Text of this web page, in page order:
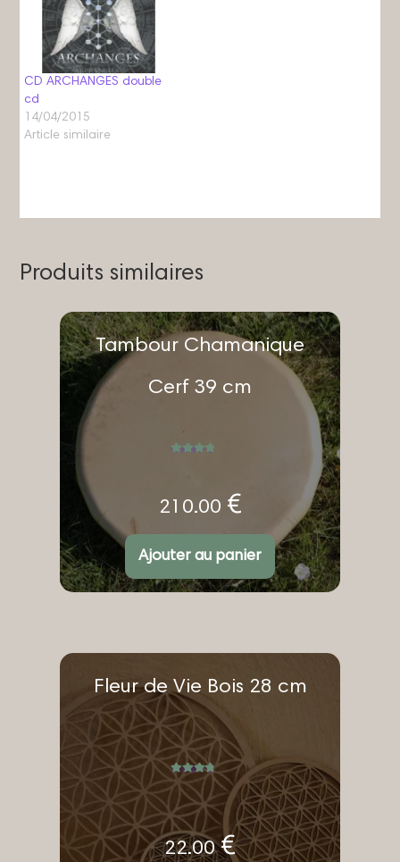
CD ARCHANGES double
cd
14/04/2015
Article similaire
Produits similaires
Tambour Chamanique
Cerf 39 cm
210.00 €
Ajouter au panier
Fleur de Vie Bois 28 cm
Note5.00
sur 5
22.00€